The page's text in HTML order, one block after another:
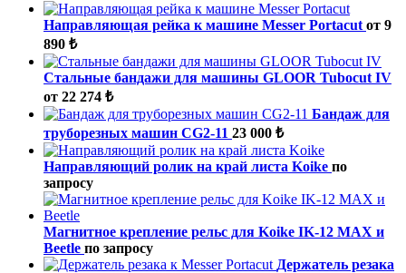
Направляющая рейка к машине Messer Portacut от 9
890 ₺
Стальные бандажи для машины GLOOR Tubocut IV
от 22 274 ₺
Бандаж для
труборезных машин CG2-11 23 000 ₺
Направляющий ролик на край листа Koike по
запросу
Магнитное крепление рельс для Koike IK-12 MAX и
Beetle по запросу
Держатель резака